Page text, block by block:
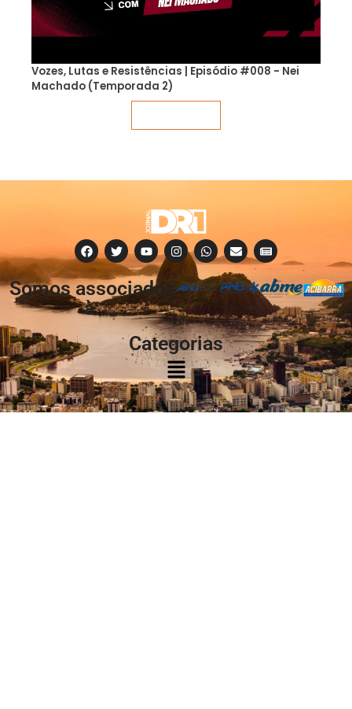
Vozes, Lutas e Resistências | Episódio #008 - Nei
Machado (Temporada 2)
Somos associados
à:
Categorias